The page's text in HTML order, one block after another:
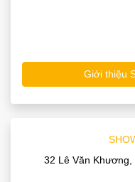
Giới thiệu
32 Lê Văn Khương,